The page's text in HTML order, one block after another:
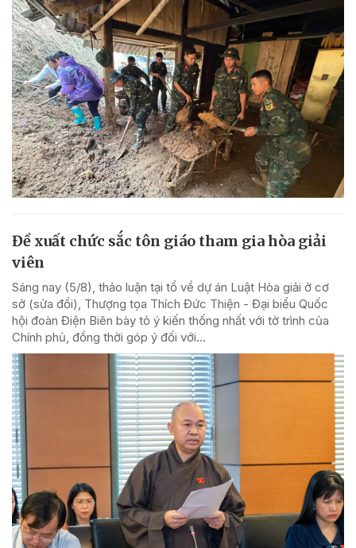
Đề xuất chức sắc tôn giáo tham gia hòa giải
viên
Sáng nay (5/8), thảo luận tại tổ về dự án Luật Hòa giải ở cơ
sở (sửa đổi), Thượng tọa Thích Đức Thiện - Đại biểu Quốc
hội đoàn Điện Biên bày tỏ ý kiến thống nhất với tờ trình của
Chính phủ, đồng thời góp ý đối với...